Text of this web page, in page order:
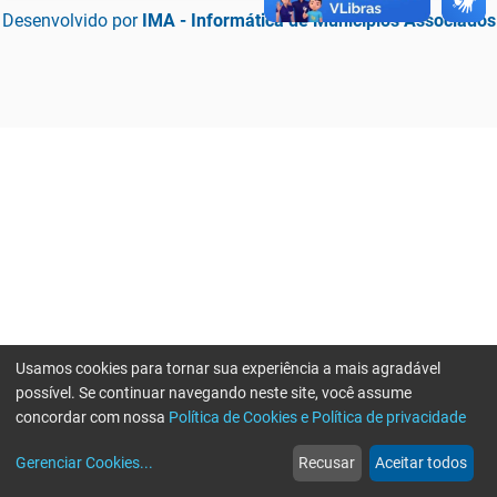
Desenvolvido por IMA - Informática de Municípios Associados
web
Notícias
more_horiz
Mais
Usamos cookies para tornar sua experiência a mais agradável
possível. Se continuar navegando neste site, você assume
concordar com nossa Política de Cookies e Política de privacidade
Gerenciar Cookies... Recusar Aceitar todos
Erro ao enviar informações, por favor tente novamente